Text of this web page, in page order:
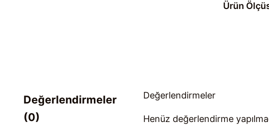
Ürün
Değerlendirmeler
(0)
Değerlendirmeler
Henüz değerlendirme